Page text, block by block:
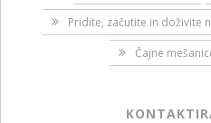
Pridite, začutite in doživite
Čajne